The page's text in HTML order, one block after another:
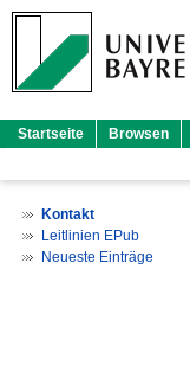
Startseite Browsen
Kontakt
Leitlinien EPub
Neueste Einträge